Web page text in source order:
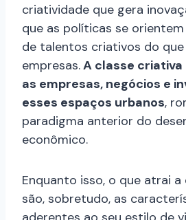
criatividade que gera
que as políticas se
de talentos criativos do
empresas.A classe
as empresas, negócios e
esses espaços urbanos,
paradigma anterior do
econômico.
Enquanto isso, o que atrai
são, sobretudo, as